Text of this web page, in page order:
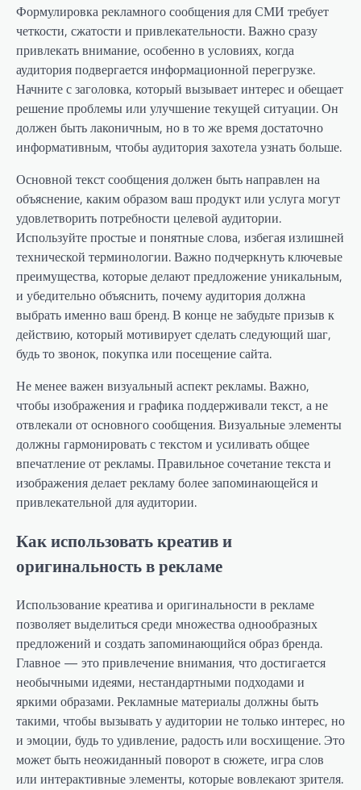
Формулировка рекламного сообщения для СМИ требует
четкости, сжатости и привлекательности. Важно сразу
привлекать внимание, особенно в условиях, когда
аудитория подвергается информационной перегрузке.
Начните с заголовка, который вызывает интерес и обещает
решение проблемы или улучшение текущей ситуации. Он
должен быть лаконичным, но в то же время достаточно
информативным, чтобы аудитория захотела узнать больше.
Основной текст сообщения должен быть направлен на
объяснение, каким образом ваш продукт или услуга могут
удовлетворить потребности целевой аудитории.
Используйте простые и понятные слова, избегая излишней
технической терминологии. Важно подчеркнуть ключевые
преимущества, которые делают предложение уникальным,
и убедительно объяснить, почему аудитория должна
выбрать именно ваш бренд. В конце не забудьте призыв к
действию, который мотивирует сделать следующий шаг,
будь то звонок, покупка или посещение сайта.
Не менее важен визуальный аспект рекламы. Важно,
чтобы изображения и графика поддерживали текст, а не
отвлекали от основного сообщения. Визуальные элементы
должны гармонировать с текстом и усиливать общее
впечатление от рекламы. Правильное сочетание текста и
изображения делает рекламу более запоминающейся и
привлекательной для аудитории.
Как использовать креатив и
оригинальность в рекламе
Использование креатива и оригинальности в рекламе
позволяет выделиться среди множества однообразных
предложений и создать запоминающийся образ бренда.
Главное — это привлечение внимания, что достигается
необычными идеями, нестандартными подходами и
яркими образами. Рекламные материалы должны быть
такими, чтобы вызывать у аудитории не только интерес, но
и эмоции, будь то удивление, радость или восхищение. Это
может быть неожиданный поворот в сюжете, игра слов
или интерактивные элементы, которые вовлекают зрителя.